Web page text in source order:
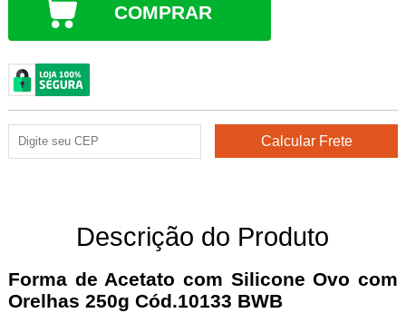
COMPRAR
Descrição do Produto
Forma de Acetato com Silicone Ovo com
Orelhas 250g Cód.10133 BWB